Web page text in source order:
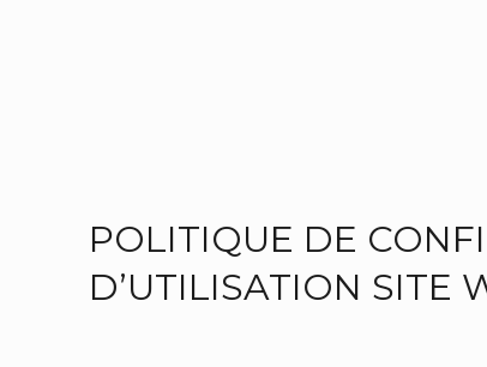
POLITIQUE DE
D’UTILISATION SITE